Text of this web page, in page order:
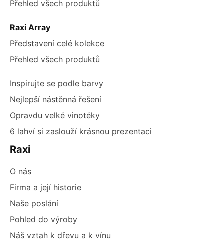
Přehled všech produktů
Raxi Array
Představení celé kolekce
Přehled všech produktů
Inspirujte se podle barvy
Nejlepší nástěnná řešení
Opravdu velké vinotéky
6 lahví si zaslouží krásnou prezentaci
Raxi
O nás
Firma a její historie
Naše poslání
Pohled do výroby
Náš vztah k dřevu a k vínu